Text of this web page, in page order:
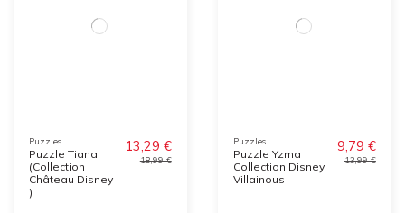
Puzzles
Puzzle Tiana
(Collection
Château Disney
)
13,29 €
18,99 €
Puzzles
Puzzle Yzma
Collection Disney
Villainous
9,79 €
13,99 €